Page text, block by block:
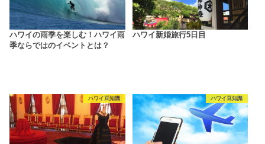
ハワイの雨季を楽しむ！ハワイ雨
季ならではのイベントとは？
ハワイ新婚旅行5日目
ハワイ豆知識 ハワイ豆知識